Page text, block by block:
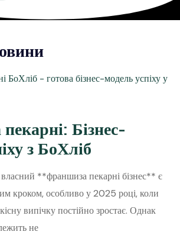
Бізнес-
з БоХліб
**франшиза пекарні бізнес** є
кроком, особливо у 2025 році, коли
випічку постійно зростає. Однак
не